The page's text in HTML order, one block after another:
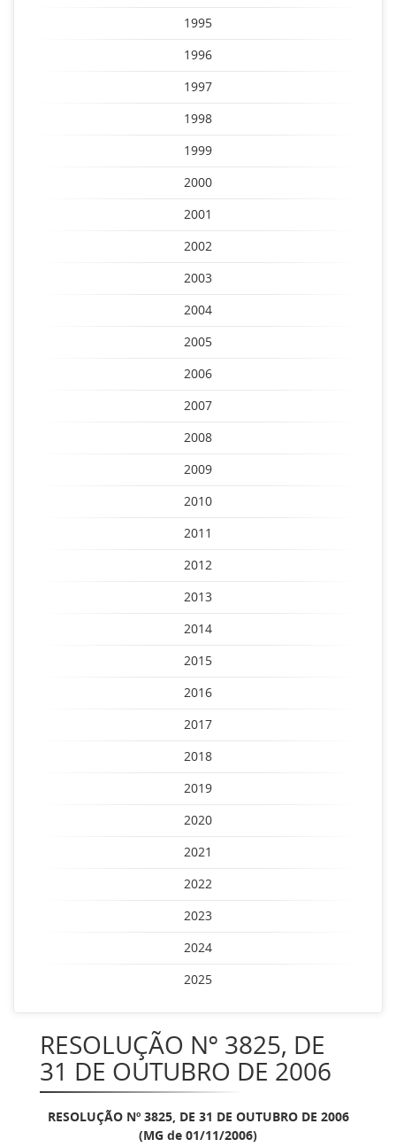
1995
1996
1997
1998
1999
2000
2001
2002
2003
2004
2005
2006
2007
2008
2009
2010
2011
2012
2013
2014
2015
2016
2017
2018
2019
2020
2021
2022
2023
2024
2025
RESOLUÇÃO Nº 3825, DE
31 DE OUTUBRO DE 2006
RESOLUÇÃO Nº 3825, DE 31 DE OUTUBRO DE 2006
(MG de 01/11/2006)